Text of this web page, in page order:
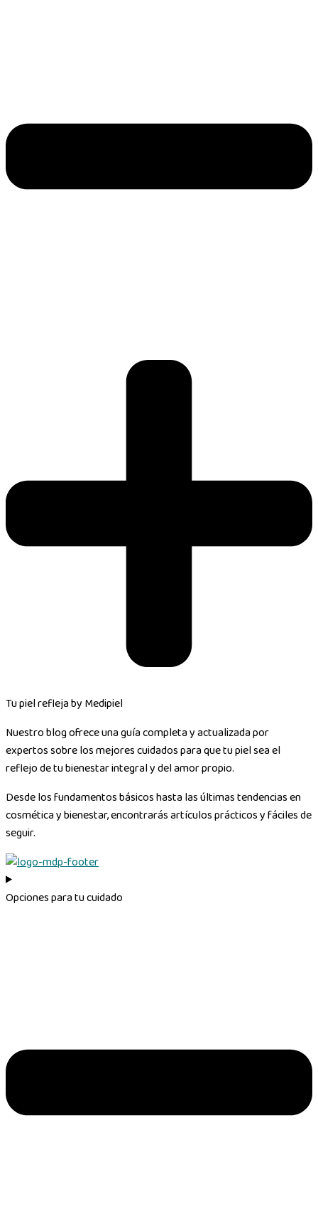
Tu piel refleja by Medipiel
Nuestro blog ofrece una guía completa y actualizada por
expertos sobre los mejores cuidados para que tu piel sea el
reflejo de tu bienestar integral y del amor propio.
Desde los fundamentos básicos hasta las últimas tendencias en
cosmética y bienestar, encontrarás artículos prácticos y fáciles de
seguir.
Opciones para tu cuidado